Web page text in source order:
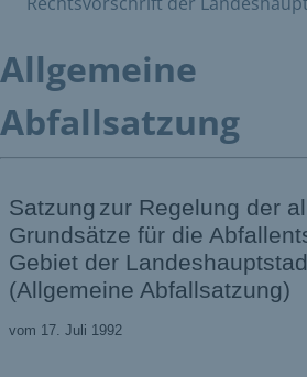
Allgemeine
Abfallsatzung